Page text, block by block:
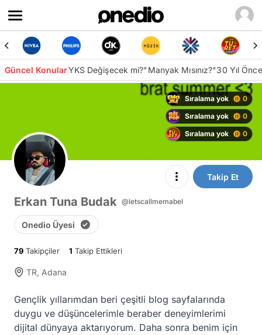
Güncel KonularYKS Değişecek mi?"Manyak Mısınız?"30 Yıl
Sıralama yok
0
Sıralama yok
0
Sıralama yok
0
Takip Et
Erkan Tuna Budak @letscallmemabel
Onedio Üyesi
79 Takipçiler 1 Takip Ettikleri
TR, Adana
Gençlik yıllarımdan beri çeşitli blog sayfalarında
duygu ve düşüncelerimle beraber deneyimlerimi
dijital dünyaya aktarıyorum. Daha sonra benim için